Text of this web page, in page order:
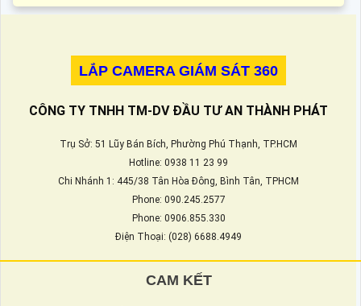
LẮP CAMERA GIÁM SÁT 360
CÔNG TY TNHH TM-DV ĐẦU TƯ AN THÀNH PHÁT
Trụ Sở: 51 Lũy Bán Bích, Phường Phú Thạnh, TP.HCM
Hotline: 0938 11 23 99
Chi Nhánh 1: 445/38 Tân Hòa Đông, Bình Tân, TPHCM
Phone: 090.245.2577
Phone: 0906.855.330
Điện Thoại: (028) 6688.4949
CAM KẾT